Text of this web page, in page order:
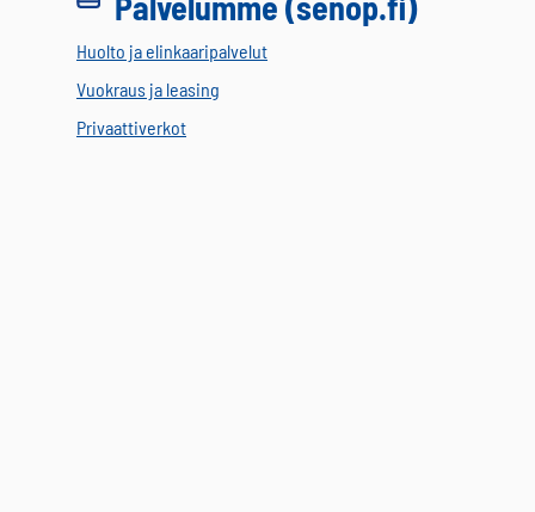
Huolto ja elinkaaripalvelut
Vuokraus ja leasing
Privaattiverkot